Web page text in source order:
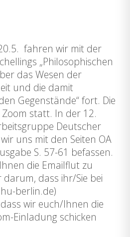
fahren wir mit der
„Philosophischen
das Wesen der
und die damit
Gegenstände“ fort. Die
statt. In der 12.
Deutscher
uns mit den Seiten OA
S. 57-61 befassen.
die Emailflut zu
dass ihr/Sie bei
berlin.de)
wir euch/Ihnen die
Einladung schicken